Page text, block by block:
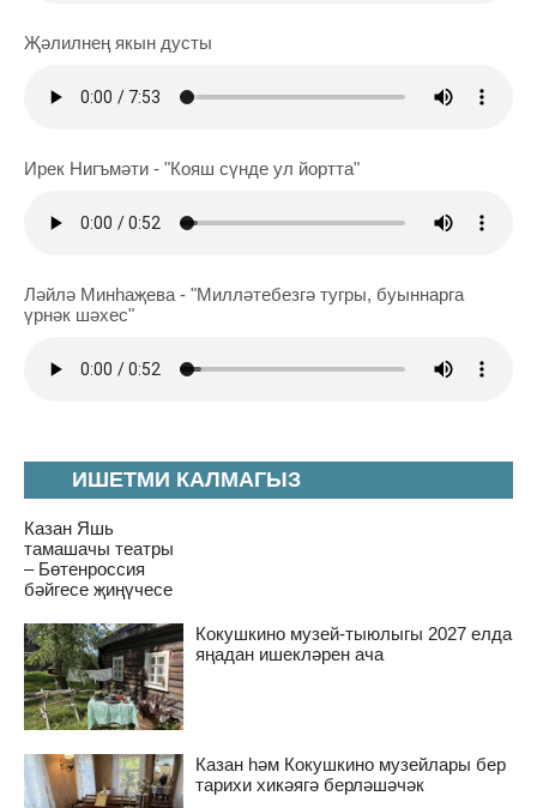
ИШЕТМИ КАЛМАГЫЗ
Казан Яшь
тамашачы театры
– Бөтенроссия
бәйгесе җиңүчесе
Кокушкино музей-тыюлыгы 2027 елда
яңадан ишекләрен ача
Казан һәм Кокушкино музейлары бер
тарихи хикәягә берләшәчәк
Җәлилнең якын дусты
Ирек Нигъмәти - "Кояш сүнде ул йортта"
Ләйлә Минһаҗева - "Милләтебезгә тугры, буыннарга
үрнәк шәхес"